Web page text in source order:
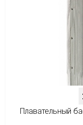
Плавательный